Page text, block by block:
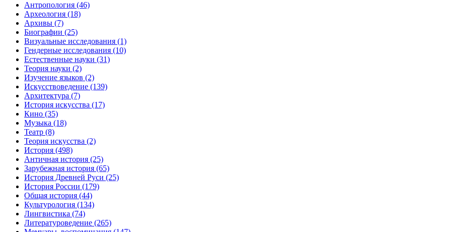
Антропология (46)
Археология (18)
Архивы (7)
Биографии (25)
Визуальные исследования (1)
Гендерные исследования (10)
Естественные науки (31)
Теория науки (2)
Изучение языков (2)
Искусствоведение (139)
Архитектура (7)
История искусства (17)
Кино (35)
Музыка (18)
Театр (8)
Теория искусства (2)
История (498)
Античная история (25)
Зарубежная история (65)
История Древней Руси (25)
История России (179)
Общая история (44)
Культурология (134)
Лингвистика (74)
Литературоведение (265)